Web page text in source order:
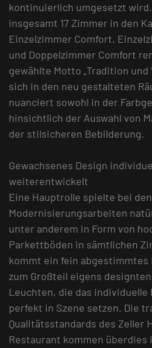
kontinuierlich umgesetzt
insgesamt 17 Zimmer in den
Einzelzimmer Comfort,
und Doppelzimmer Comfort
gewählte Motto „Tradition und
sich in den neu gestalteten
nuanciert sowohl in der
hinsichtlich der Auswahl von
der stilsicheren Bebilderung.
Gewachsenes Design
weiterentwickelt
Eine Hauptrolle spielte bei den
Modernisierungsarbeiten
unter anderem in Form von
Parkettböden in sämtlichen
kommt ein fein
zum Großteil eigens
Leuchten, die das
perfekt in Szene setzen. Die
Qualitätsstandards des Zeller
Restaurant kommen überdies